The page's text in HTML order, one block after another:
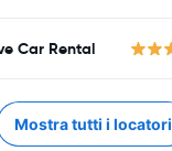
Car Rental
Mostra tutti i locatori